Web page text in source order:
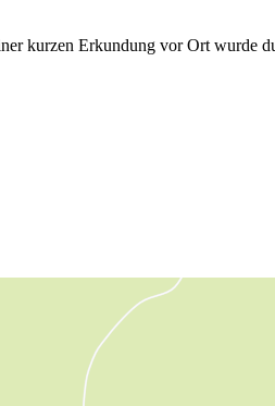
kurzen Erkundung vor Ort wurde